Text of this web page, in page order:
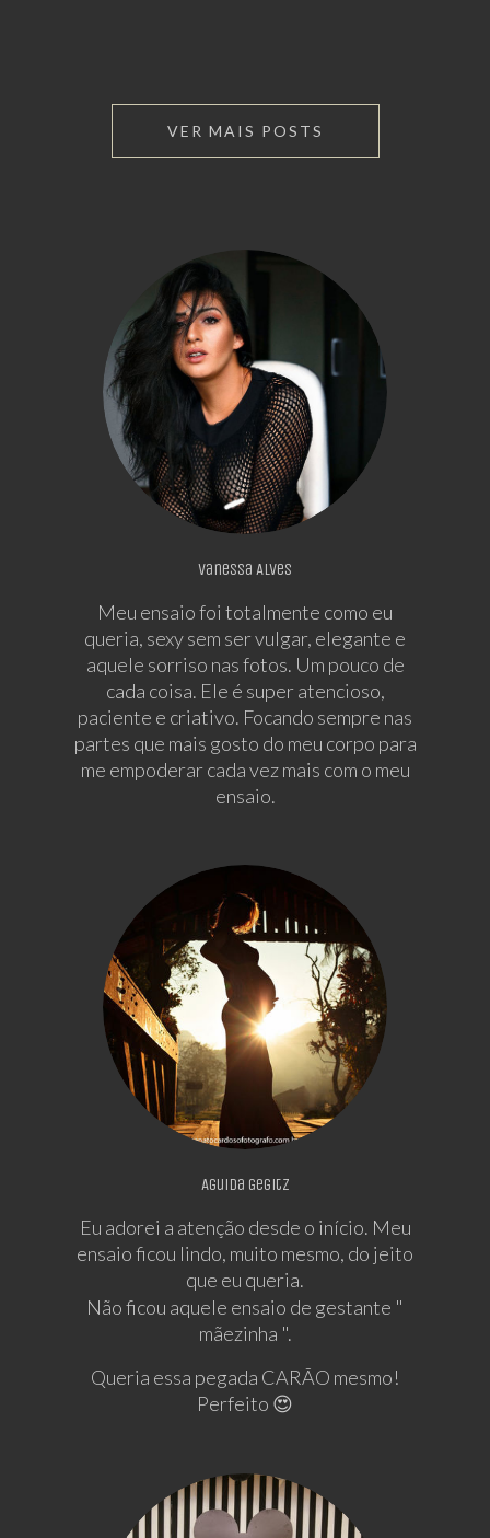
VER MAIS POSTS
Vanessa Alves
Meu ensaio foi totalmente como eu
queria, sexy sem ser vulgar, elegante e
aquele sorriso nas fotos. Um pouco de
cada coisa. Ele é super atencioso,
paciente e criativo. Focando sempre nas
partes que mais gosto do meu corpo para
me empoderar cada vez mais com o meu
ensaio.
Aguida Gegitz
Eu adorei a atenção desde o início. Meu
ensaio ficou lindo, muito mesmo, do jeito
que eu queria.
Não ficou aquele ensaio de gestante "
mãezinha ".
Queria essa pegada CARÃO mesmo!
Perfeito 😍